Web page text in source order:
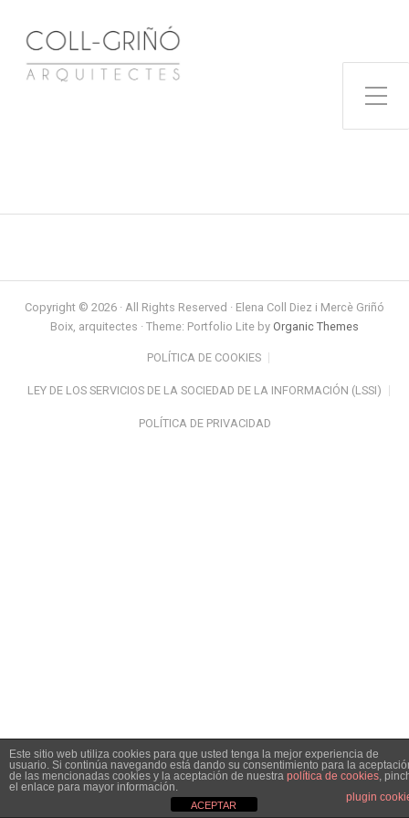
Toggle Side Menu
Copyright © 2026 · All Rights Reserved · Elena Coll Diez i Mercè Griñó
Boix, arquitectes · Theme: Portfolio Lite by Organic Themes
POLÍTICA DE COOKIES
LEY DE LOS SERVICIOS DE LA SOCIEDAD DE LA INFORMACIÓN (LSSI)
POLÍTICA DE PRIVACIDAD
Este sitio web utiliza cookies para que usted tenga la mejor experiencia de
usuario. Si continúa navegando está dando su consentimiento para la
de las mencionadas cookies y la aceptación de nuestra política de cookies,
el enlace para mayor información.
plugin
ACEPTAR